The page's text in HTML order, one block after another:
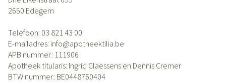
2650 Edegem
Telefoon: 03 821 43 00
E-mailadres: info@apotheektilia.be
APB nummer: 111906
Apotheek titularis: Ingrid Claessens en Dennis Cremer
BTW nummer: BE0448760404